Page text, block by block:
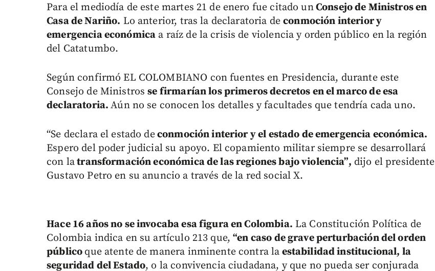
Para el mediodía de este martes 21 de enero fue citado unConsejo de Ministros en
Casa de Nariño. Lo anterior, tras la declaratoria deconmoción interior y
emergencia económica a raíz de la crisis de violencia y orden público en la región
del Catatumbo.
Según confirmó EL COLOMBIANO con fuentes en Presidencia, durante este
Consejo de Ministrosse firmarían los primeros decretos en el marco de esa
declaratoria.Aún no se conocen los detalles y facultades que tendría cada uno.
“Se declara el estado deconmoción interior y el estado de emergencia económica.
Espero del poder judicial su apoyo. El copamiento militar siempre se desarrollará
con latransformación económica de las regiones bajo violencia”, dijo el presidente
Gustavo Petro en su anuncio a través de la red social X.
Hace 16 años no se invocaba esa figura en Colombia. La Constitución Política de
Colombia indica en su artículo 213 que,“en caso de grave perturbación del orden
público que atente de manera inminente contra la estabilidad institucional, la
seguridad del Estado, o la convivencia ciudadana, y que no pueda ser conjurada